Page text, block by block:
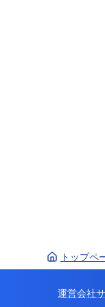
トップペ
運営会社